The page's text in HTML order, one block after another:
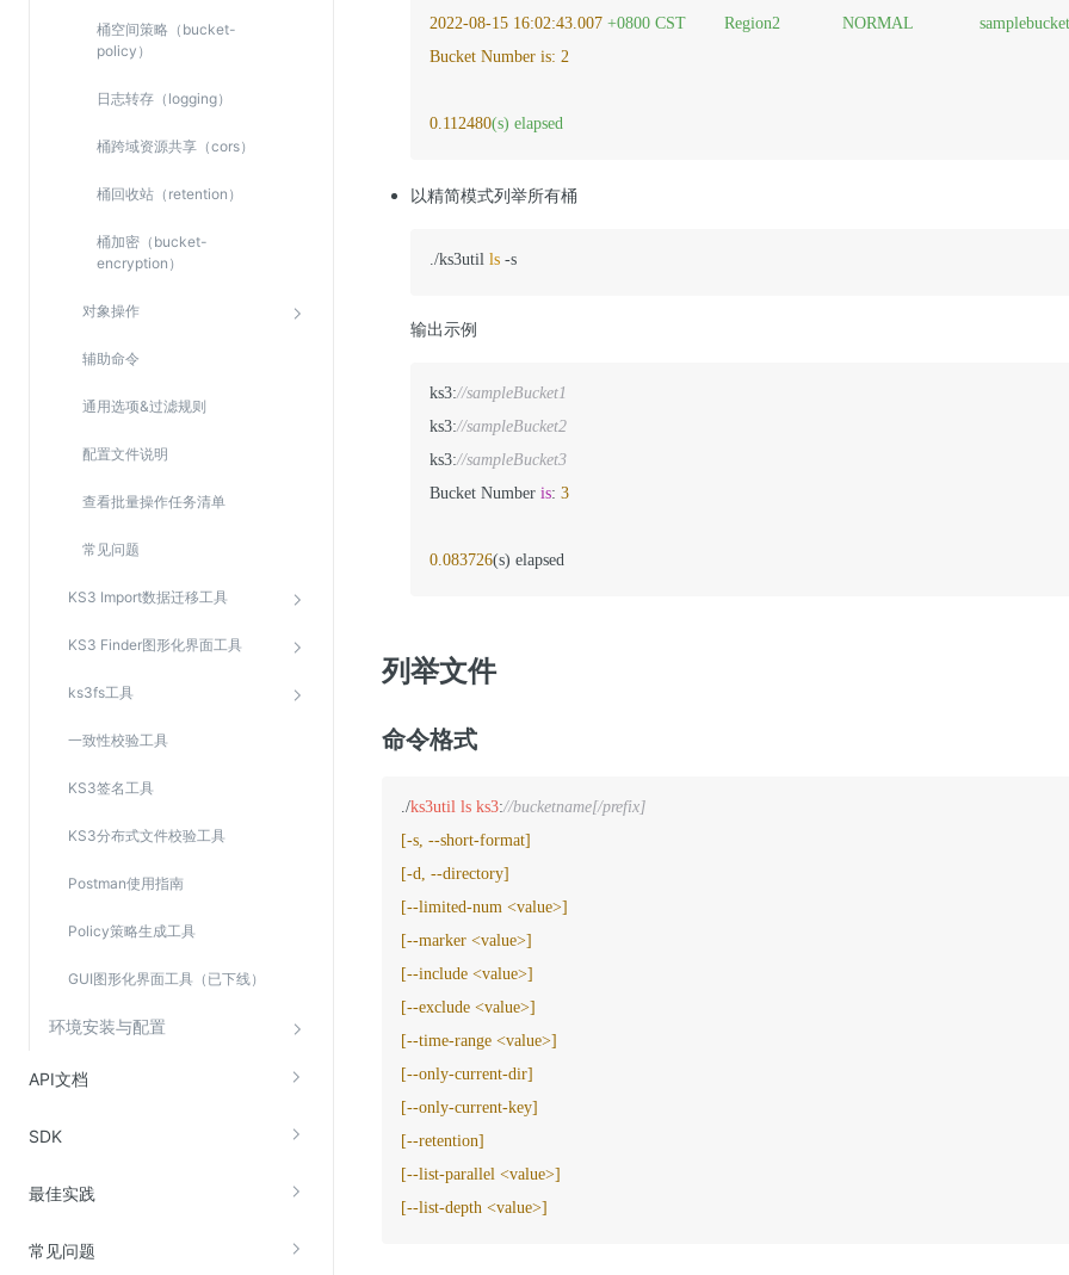
桶空间策略（bucket-
policy）
日志转存（logging）
桶跨域资源共享（cors）
桶回收站（retention）
桶加密（bucket-
encryption）
对象操作
辅助命令
通用选项&过滤规则
配置文件说明
查看批量操作任务清单
常见问题
KS3 Import数据迁移工具
KS3 Finder图形化界面工具
ks3fs工具
一致性校验工具
KS3签名工具
KS3分布式文件校验工具
Postman使用指南
Policy策略生成工具
GUI图形化界面工具（已下线）
环境安装与配置
API文档
SDK
最佳实践
常见问题
2022-08-15 16:02:43.007 +0800 CST Region2 NORMAL
Bucket Number is: 2
0.112480(s) elapsed
以精简模式列举所有桶
./ks3util ls -s
输出示例
ks3://sampleBucket1
ks3://sampleBucket2
ks3://sampleBucket3
Bucket Number is: 3
0.083726(s) elapsed
列举文件
命令格式
./ks3util ls ks3://bucketname[/prefix]
[-s, --short-format]
[-d, --directory]
[--limited-num <value>]
[--marker <value>]
[--include <value>]
[--exclude <value>]
[--time-range <value>]
[--only-current-dir]
[--only-current-key]
[--retention]
[--list-parallel <value>]
[--list-depth <value>]